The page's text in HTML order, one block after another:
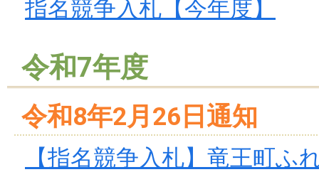
指名競争入札【今年度】
令和7年度
令和8年2月26日通知
【指名競争入札】竜王町ふ